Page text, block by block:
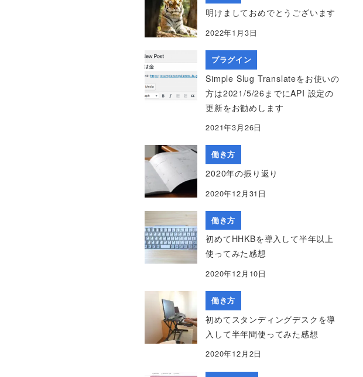
明けましておめでとうございます
2022年1月3日
プラグイン
Simple Slug Translateをお使いの
方は2021/5/26までにAPI 設定の
更新をお勧めします
2021年3月26日
働き方
2020年の振り返り
2020年12月31日
働き方
初めてHHKBを導入して半年以上
使ってみた感想
2020年12月10日
働き方
初めてスタンディングデスクを導
入して半年間使ってみた感想
2020年12月2日